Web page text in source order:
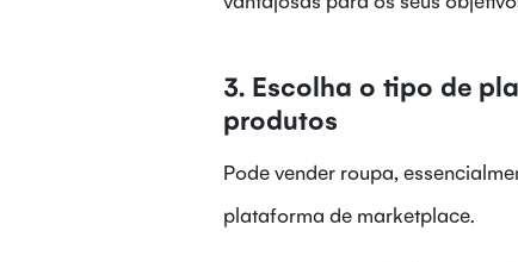
3. Escolha o tipo de
produtos
Pode vender roupa,
plataforma de marketplace.